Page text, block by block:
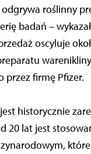
roślinny
badań –
oscyluje
przez firmę Pfizer.
historycznie
20 lat jest